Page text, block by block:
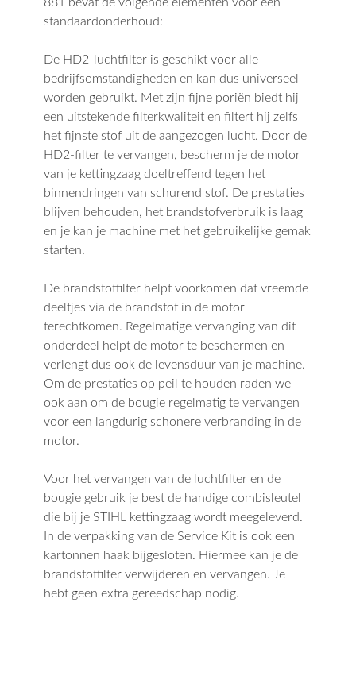
standaardonderhoud:
De HD2-luchtfilter is geschikt voor alle
bedrijfsomstandigheden en kan dus universeel
worden gebruikt. Met zijn fijne poriën biedt hij
een uitstekende filterkwaliteit en filtert hij zelfs
het fijnste stof uit de aangezogen lucht. Door de
HD2-filter te vervangen, bescherm je de motor
van je kettingzaag doeltreffend tegen het
binnendringen van schurend stof. De prestaties
blijven behouden, het brandstofverbruik is laag
en je kan je machine met het gebruikelijke gemak
starten.
De brandstoffilter helpt voorkomen dat vreemde
deeltjes via de brandstof in de motor
terechtkomen. Regelmatige vervanging van dit
onderdeel helpt de motor te beschermen en
verlengt dus ook de levensduur van je machine.
Om de prestaties op peil te houden raden we
ook aan om de bougie regelmatig te vervangen
voor een langdurig schonere verbranding in de
motor.
Voor het vervangen van de luchtfilter en de
bougie gebruik je best de handige combisleutel
die bij je STIHL kettingzaag wordt meegeleverd.
In de verpakking van de Service Kit is ook een
kartonnen haak bijgesloten. Hiermee kan je de
brandstoffilter verwijderen en vervangen. Je
hebt geen extra gereedschap nodig.